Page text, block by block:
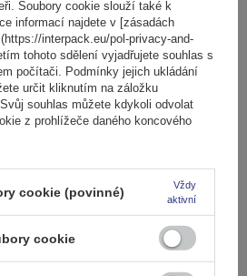
Soubory cookie slouží také k
informací najdete v [zásadách
interpack.eu/pol-privacy-and-
tohoto sdělení vyjadřujete souhlas s
počítači. Podmínky jejich ukládání
určit kliknutím na záložku
Svůj souhlas můžete kdykoli odvolat
z prohlížeče daného koncového
cookie (povinné)
Vždy
aktivní
cookie